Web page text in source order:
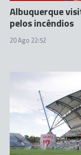
Albuquerque
pelos incêndios
20 Ago 22:52